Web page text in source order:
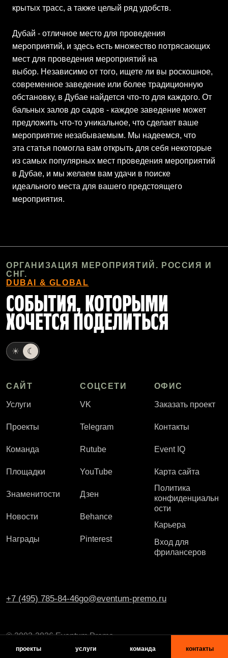
крытых трасс, а также целый ряд удобств.
Дубай - отличное место для проведения
мероприятий, и здесь есть множество потрясающих
мест для проведения мероприятий на
выбор. Независимо от того, ищете ли вы роскошное,
современное заведение или более традиционную
обстановку, в Дубае найдется что-то для каждого. От
бальных залов до садов - каждое заведение может
предложить что-то уникальное, что сделает ваше
мероприятие незабываемым. Мы надеемся, что
эта статья помогла вам открыть для себя некоторые
из самых популярных мест проведения мероприятий
в Дубае, и мы желаем вам удачи в поиске
идеального места для вашего предстоящего
мероприятия.
ОРГАНИЗАЦИЯ МЕРОПРИЯТИЙ. РОССИЯ И
СНГ.
DUBAI & GLOBAL
СОБЫТИЯ, КОТОРЫМИ
ХОЧЕТСЯ ПОДЕЛИТЬСЯ
☀ ☾
САЙТ
Услуги
Проекты
Команда
Площадки
Знаменитости
Новости
Награды
СОЦСЕТИ
VK
Telegram
Rutube
YouTube
Дзен
Behance
Pinterest
ОФИС
Заказать проект
Контакты
Event IQ
Карта сайта
Политика
конфиденциальн
ости
Карьера
Вход для
фрилансеров
+7 (495) 785-84-46go@eventum-premo.ru
© 2003-2026 Eventum Premo
проекты услуги команда контакты